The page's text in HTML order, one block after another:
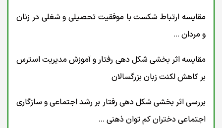
مقایسه ارتباط شکست با موفقیت تحصیلی و شغلی در زنان
و مردان ...
مقایسه اثر بخشی شکل دهی رفتار و آموزش مدیریت استرس
بر کاهش لکنت زبان بزرگسالان
بررسی اثر بخشی شکل دهی رفتار بر رشد اجتماعی و سازگاری
اجتماعی دختران کم توان ذهنی ...